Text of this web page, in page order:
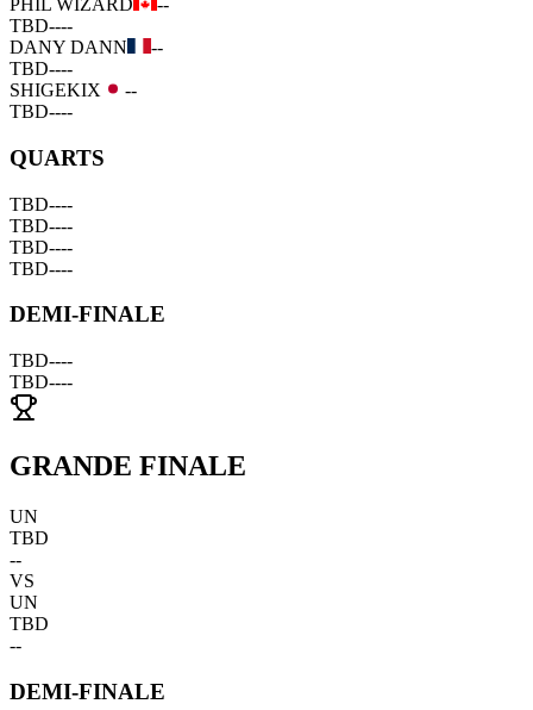
PHIL WIZARD
--
TBD----
DANY DANN
--
TBD----
SHIGEKIX
--
TBD----
QUARTS
TBD----
TBD----
TBD----
TBD----
DEMI-FINALE
TBD----
TBD----
GRANDE FINALE
UN
TBD
--
VS
UN
TBD
--
DEMI-FINALE